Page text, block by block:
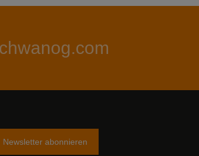
Newsletter abonnieren